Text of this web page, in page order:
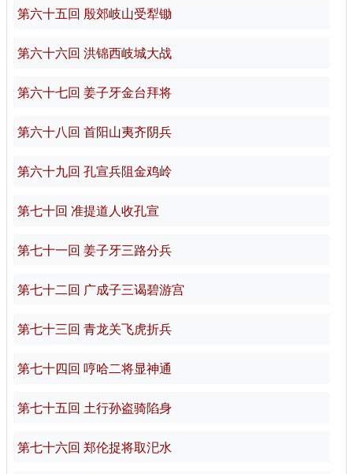
第六十五回 殷郊岐山受犁锄
第六十六回 洪锦西岐城大战
第六十七回 姜子牙金台拜将
第六十八回 首阳山夷齐阴兵
第六十九回 孔宣兵阻金鸡岭
第七十回 准提道人收孔宣
第七十一回 姜子牙三路分兵
第七十二回 广成子三谒碧游宫
第七十三回 青龙关飞虎折兵
第七十四回 哼哈二将显神通
第七十五回 土行孙盗骑陷身
第七十六回 郑伦捉将取汜水